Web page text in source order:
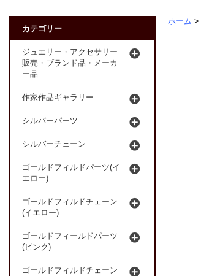
ホーム >
カテゴリー
ジュエリー・アクセサリー
販売・ブランド品・メーカ
ー品
作家作品ギャラリー
シルバーパーツ
シルバーチェーン
ゴールドフィルドパーツ(イ
エロー)
ゴールドフィルドチェーン
(イエロー)
ゴールドフィールドパーツ
(ピンク)
ゴールドフィルドチェーン